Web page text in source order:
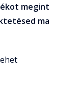
megint
ma